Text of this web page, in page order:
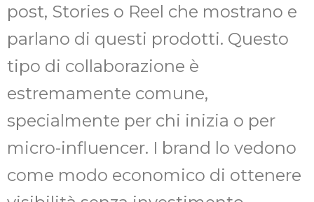
post, Stories o Reel che mostrano e
parlano di questi prodotti. Questo
tipo di collaborazione è
estremamente comune,
specialmente per chi inizia o per
micro-influencer. I brand lo vedono
come modo economico di ottenere